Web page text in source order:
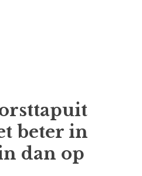
beter in
dan op